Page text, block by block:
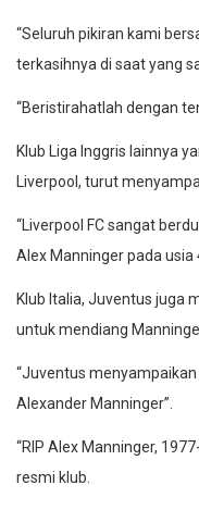
“Seluruh pikiran kami
terkasihnya di saat yang
“Beristirahatlah dengan
Klub Liga Inggris lainnya
Liverpool, turut
“Liverpool FC sangat
Alex Manninger pada usia
Klub Italia, Juventus juga
untuk mendiang
“Juventus
Alexander Manninger”.
“RIP Alex Manninger,
resmi klub.